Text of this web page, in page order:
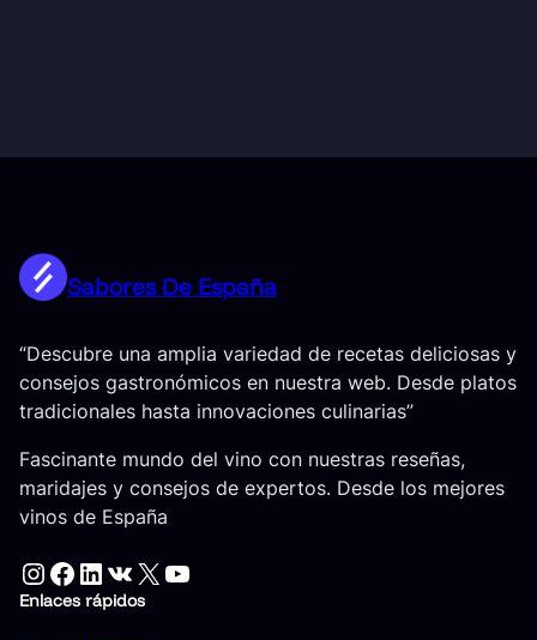
Sabores De España
“Descubre una amplia variedad de recetas deliciosas y
consejos gastronómicos en nuestra web. Desde platos
tradicionales hasta innovaciones culinarias”
Fascinante mundo del vino con nuestras reseñas,
maridajes y consejos de expertos. Desde los mejores
vinos de España
Instagram Facebook LinkedIn VK X YouTube
Enlaces rápidos